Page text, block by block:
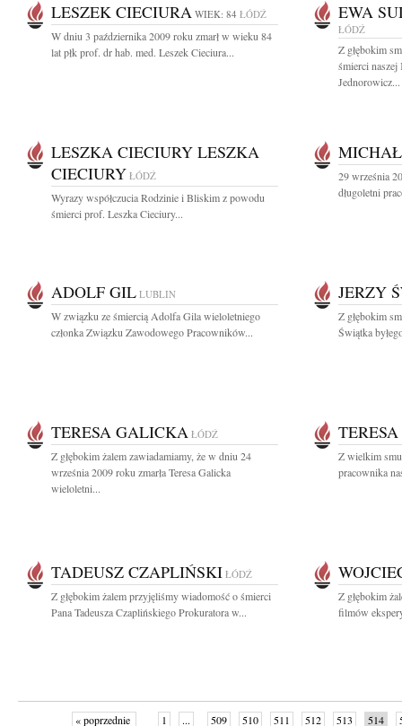
LESZEK CIECIURA WIEK: 84 ŁÓDŹ
W dniu 3 października 2009 roku zmarł w wieku 84
lat płk prof. dr hab. med. Leszek Cieciura...
EWA
ŁÓDŹ
Z głębokim
śmierci
Jednorowicz...
LESZKA CIECIURY LESZKA
CIECIURY ŁÓDŹ
Wyrazy współczucia Rodzinie i Bliskim z powodu
śmierci prof. Leszka Cieciury...
29 września
długoletni
ADOLF GIL LUBLIN
W związku ze śmiercią Adolfa Gila wieloletniego
członka Związku Zawodowego Pracowników...
JERZY
Z głębokim
Świątka
TERESA GALICKA ŁÓDŹ
Z głębokim żalem zawiadamiamy, że w dniu 24
września 2009 roku zmarła Teresa Galicka
wieloletni...
Z wielkim
pracownika
TADEUSZ CZAPLIŃSKI ŁÓDŹ
Z głębokim żalem przyjęliśmy wiadomość o śmierci
Pana Tadeusza Czaplińskiego Prokuratora w...
Z głębokim
filmów
« poprzednie 1 ... 509 510 511 512 513 514